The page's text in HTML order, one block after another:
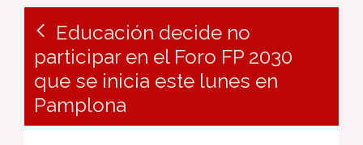
Educación decide no
participar en el Foro FP 2030
que se inicia este lunes en
Pamplona